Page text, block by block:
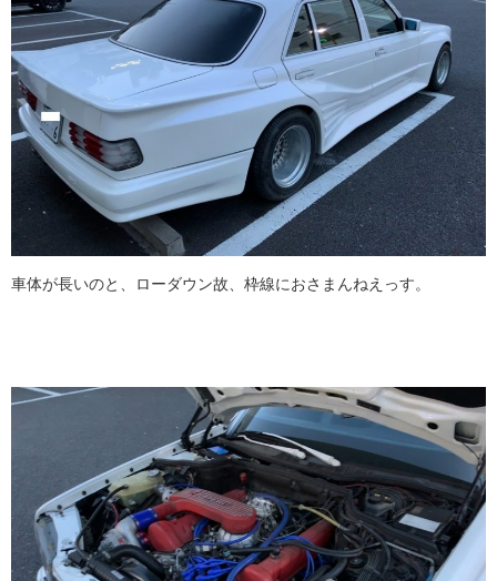
車体が長いのと、ローダウン故、枠線におさまんねえっす。